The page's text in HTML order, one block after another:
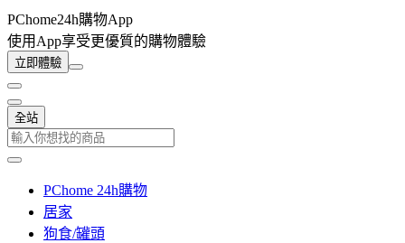
PChome24h購物App
使用App享受更優質的購物體驗
立即體驗
全站
PChome 24h購物
居家
狗食/罐頭